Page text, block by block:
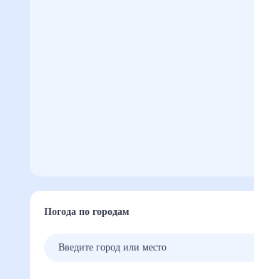
Погода по городам